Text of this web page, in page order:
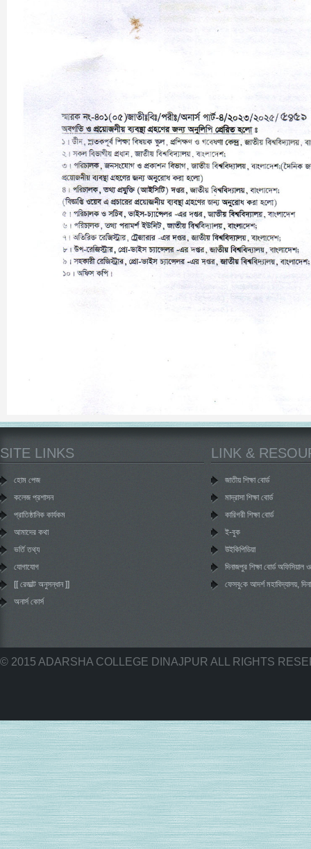
SITE LINKS
হোম পেজ
কলেজ প্রশাসন
প্রাতিষ্ঠানিক কার্যকম
আমাদের কথা
ভর্তি তথ্য
যোগাযোগ
[[ রেজাল্ট অনুসন্ধান ]]
অনার্স কোর্স
LINK &
জাতীয় শিক্ষা বোর্ড
মাদ্রাসা শিক্ষা বোর্ড
কারিগরী শিক্ষা বোর্ড
ই-বুক
উইকিপিডিয়া
দিনাজপুর শিক্ষা বোর্ড অফিসিয়াল
‌ফেসবু‌কে আদর্শ মহা‌বিদ্যালয়,
© 2015 ADARSHA COLLEGE DINAJPUR ALL RIGHTS